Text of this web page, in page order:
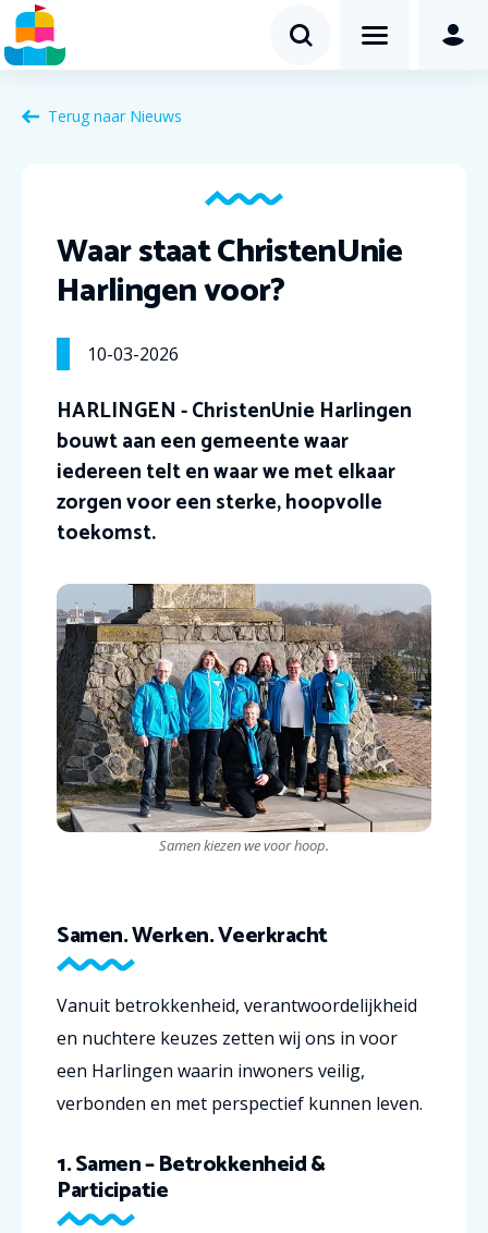
Terug naar Nieuws
Waar staat ChristenUnie
Harlingen voor?
10-03-2026
HARLINGEN - ChristenUnie Harlingen
bouwt aan een gemeente waar
iedereen telt en waar we met elkaar
zorgen voor een sterke, hoopvolle
toekomst.
Samen kiezen we voor hoop.
Samen. Werken. Veerkracht
Vanuit betrokkenheid, verantwoordelijkheid
en nuchtere keuzes zetten wij ons in voor
een Harlingen waarin inwoners veilig,
verbonden en met perspectief kunnen leven.
1. Samen – Betrokkenheid &
Participatie